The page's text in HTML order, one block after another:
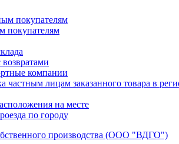
покупателям
покупателям
возвратами
компании
частным лицам заказанного товара в
на месте
по городу
производства (ООО "ВДГО")